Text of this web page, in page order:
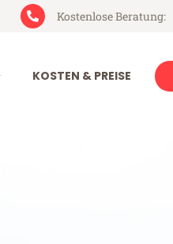
Kostenlose Beratung:
KOSTEN & PREISE